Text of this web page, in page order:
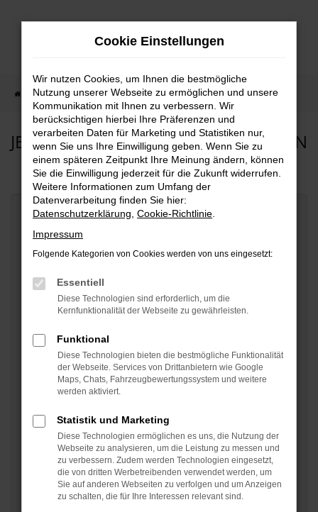
Zum
Startseite Fahrzeugangebote Fahrzeuganfrage
JETZT WUNSCHFAHRZEUG ANFRAGEN
Hersteller*
Modell
Fahrzeugtyp auswählen
Kraftstoffart auswählen
Cookie Einstellungen
Wir nutzen Cookies, um Ihnen die bestmögliche
Nutzung unserer Webseite zu ermöglichen und unsere
Kommunikation mit Ihnen zu verbessern. Wir
berücksichtigen hierbei Ihre Präferenzen und
verarbeiten Daten für Marketing und Statistiken nur,
wenn Sie uns Ihre Einwilligung geben. Wenn Sie zu
einem späteren Zeitpunkt Ihre Meinung ändern, können
Sie die Einwilligung jederzeit für die Zukunft widerrufen.
Weitere Informationen zum Umfang der
Datenverarbeitung finden Sie hier:
Datenschutzerklärung Cookie-Richtlinie
Impressum
Folgende Kategorien von Cookies werden von uns eingesetzt:
Essentiell
Diese Technologien sind erforderlich, um die
Kernfunktionalität der Webseite zu gewährleisten.
Funktional
Diese Technologien bieten die bestmögliche Funktionalität
der Webseite. Services von Drittanbietern wie Google
Maps, Chats, Fahrzeugbewertungssystem und weitere
werden aktiviert.
Statistik und Marketing
Diese Technologien ermöglichen es uns, die Nutzung der
Webseite zu analysieren, um die Leistung zu messen und
zu verbessern. Zudem werden Technologien eingesetzt,
die von dritten Werbetreibenden verwendet werden, um
Sie auf anderen Webseiten zu verfolgen und um Anzeigen
zu schalten, die für Ihre Interessen relevant sind.